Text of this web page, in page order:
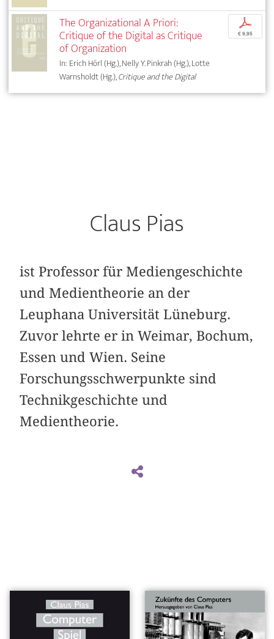
The Organizational A Priori:
Critique of the Digital as Critique
of Organization
In: Erich Hörl (Hg.), Nelly Y. Pinkrah (Hg.), Lotte
Warnsholdt (Hg.),Critique and the Digital
p
€ 9,95
Claus Pias
ist Professor für Mediengeschichte
und Medientheorie an der
Leuphana Universität Lüneburg.
Zuvor lehrte er in Weimar, Bochum,
Essen und Wien. Seine
Forschungsschwerpunkte sind
Technikgeschichte und
Medientheorie.